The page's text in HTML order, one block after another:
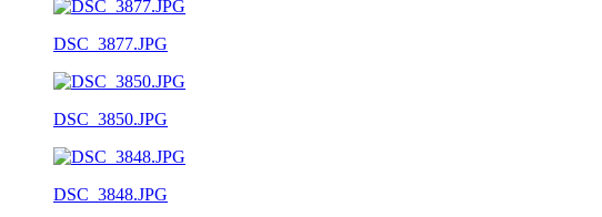
DSC_3877.JPG
DSC_3850.JPG
DSC_3848.JPG